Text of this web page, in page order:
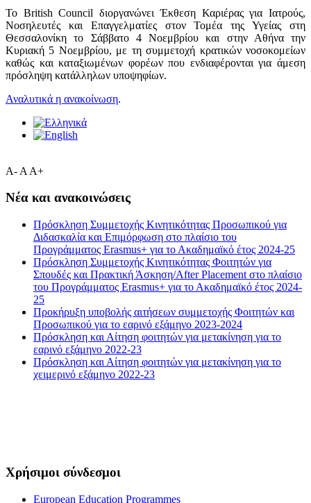
Το British Council διοργανώνει Έκθεση Καριέρας για Ιατρούς,
Νοσηλευτές και Επαγγελματίες στον Τομέα της Υγείας στη
Θεσσαλονίκη το Σάββατο 4 Νοεμβρίου και στην Αθήνα την
Κυριακή 5 Νοεμβρίου, με τη συμμετοχή κρατικών νοσοκομείων
καθώς και καταξιωμένων φορέων που ενδιαφέρονται για άμεση
πρόσληψη κατάλληλων υποψηφίων.
Αναλυτικά η ανακοίνωση.
A- A A+
Νέα και ανακοινώσεις
Πρόσκληση Συμμετοχής Κινητικότητας Προσωπικού για
Διδασκαλία και Επιμόρφωση στο πλαίσιο του
Προγράμματος Erasmus+ για το Ακαδημαϊκό έτος 2024-25
Πρόσκληση Συμμετοχής Κινητικότητας Φοιτητών για
Σπουδές και Πρακτική Άσκηση/After Placement στο πλαίσιο
του Προγράμματος Erasmus+ για το Ακαδημαϊκό έτος 2024-
25
Προκήρυξη υποβολής αιτήσεων συμμετοχής Φοιτητών και
Προσωπικού για το εαρινό εξάμηνο 2023-2024
Πρόσκληση και Αίτηση φοιτητών για μετακίνηση για το
εαρινό εξάμηνο 2022-23
Πρόσκληση και Αίτηση φοιτητών για μετακίνηση για το
χειμερινό εξάμηνο 2022-23
Χρήσιμοι σύνδεσμοι
European Education Programmes